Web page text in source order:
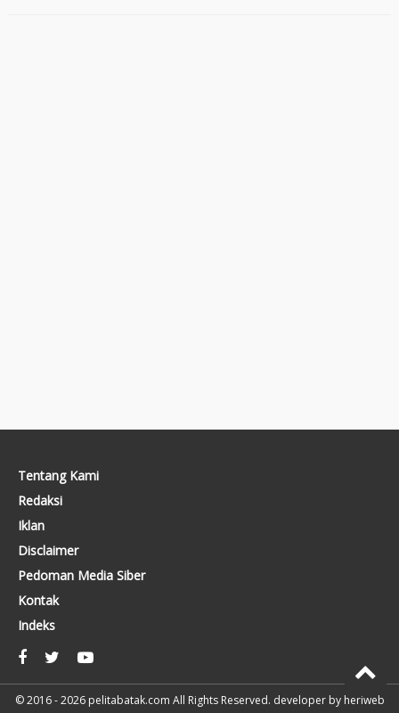
Tentang Kami
Redaksi
Iklan
Disclaimer
Pedoman Media Siber
Kontak
Indeks
© 2016 - 2026 pelitabatak.com All Rights Reserved. developer by heriweb